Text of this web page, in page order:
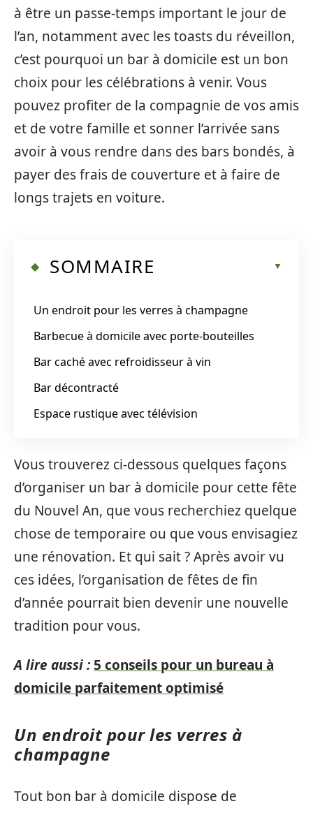
à être un passe-temps important le jour de
l’an, notamment avec les toasts du réveillon,
c’est pourquoi un bar à domicile est un bon
choix pour les célébrations à venir. Vous
pouvez profiter de la compagnie de vos amis
et de votre famille et sonner l’arrivée sans
avoir à vous rendre dans des bars bondés, à
payer des frais de couverture et à faire de
longs trajets en voiture.
SOMMAIRE
Un endroit pour les verres à champagne
Barbecue à domicile avec porte-bouteilles
Bar caché avec refroidisseur à vin
Bar décontracté
Espace rustique avec télévision
Vous trouverez ci-dessous quelques façons
d’organiser un bar à domicile pour cette fête
du Nouvel An, que vous recherchiez quelque
chose de temporaire ou que vous envisagiez
une rénovation. Et qui sait ? Après avoir vu
ces idées, l’organisation de fêtes de fin
d’année pourrait bien devenir une nouvelle
tradition pour vous.
A lire aussi : 5 conseils pour un bureau à
domicile parfaitement optimisé
Un endroit pour les verres à
champagne
Tout bon bar à domicile dispose de